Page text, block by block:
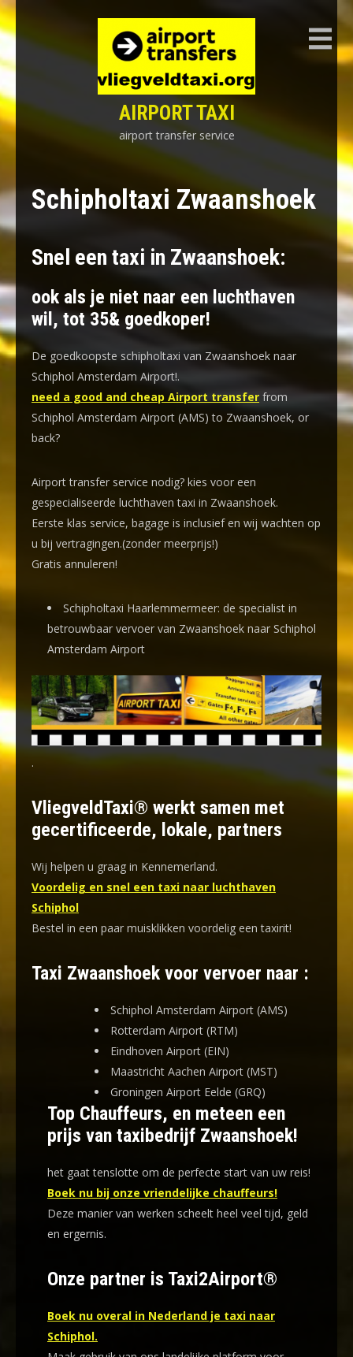
Skip
to
content
AIRPORT TAXI
airport transfer service
Schipholtaxi Zwaanshoek
Snel een taxi in Zwaanshoek:
ook als je niet naar een luchthaven
wil, tot 35& goedkoper!
De goedkoopste schipholtaxi van Zwaanshoek naar
Schiphol Amsterdam Airport!.
need a good and cheap Airport transfer from
Schiphol Amsterdam Airport (AMS) to Zwaanshoek, or
back?
Airport transfer service nodig? kies voor een
gespecialiseerde luchthaven taxi in Zwaanshoek.
Eerste klas service, bagage is inclusief en wij wachten op
u bij vertragingen.(zonder meerprijs!)
Gratis annuleren!
Schipholtaxi Haarlemmermeer: de specialist in
betrouwbaar vervoer van Zwaanshoek naar Schiphol
Amsterdam Airport
.
VliegveldTaxi® werkt samen met
gecertificeerde, lokale, partners
Wij helpen u graag in Kennemerland.
Voordelig en snel een taxi naar luchthaven
Schiphol
Bestel in een paar muisklikken voordelig een taxirit!
Taxi Zwaanshoek voor vervoer naar :
Schiphol Amsterdam Airport (AMS)
Rotterdam Airport (RTM)
Eindhoven Airport (EIN)
Maastricht Aachen Airport (MST)
Groningen Airport Eelde (GRQ)
Top Chauffeurs, en meteen een
prijs van taxibedrijf Zwaanshoek!
het gaat tenslotte om de perfecte start van uw reis!
Boek nu bij onze vriendelijke chauffeurs!
Deze manier van werken scheelt heel veel tijd, geld
en ergernis.
Onze partner is Taxi2Airport®
Boek nu overal in Nederland je taxi naar
Schiphol.